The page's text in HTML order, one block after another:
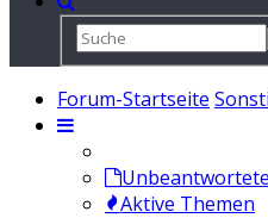
Forum-Startseite
Aktive Themen